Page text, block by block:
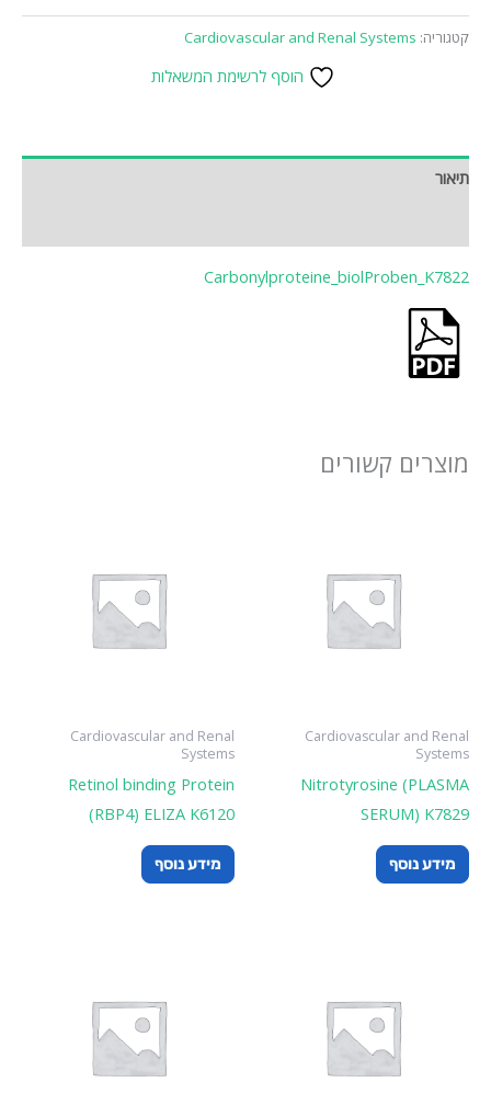
קטגוריה: Cardiovascular and Renal Systems
הוסף לרשימת המשאלות
תיאור
Carbonylproteine_biolProben_K7822
מוצרים קשורים
Cardiovascular and Renal
Systems
Nitrotyrosine (PLASMA
SERUM) K7829
מידע נוסף
Cardiovascular and Renal
Systems
Retinol binding Protein
(RBP4) ELIZA K6120
מידע נוסף